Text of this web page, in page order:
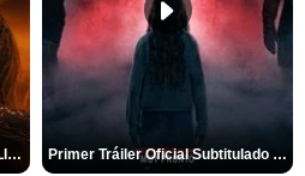
Tráiler oficial de 'Evil Dead: En Llamas' Primer Tráiler Oficial Subtitulado de 'La Noche Del Demonio: Están Entre Nosotros'